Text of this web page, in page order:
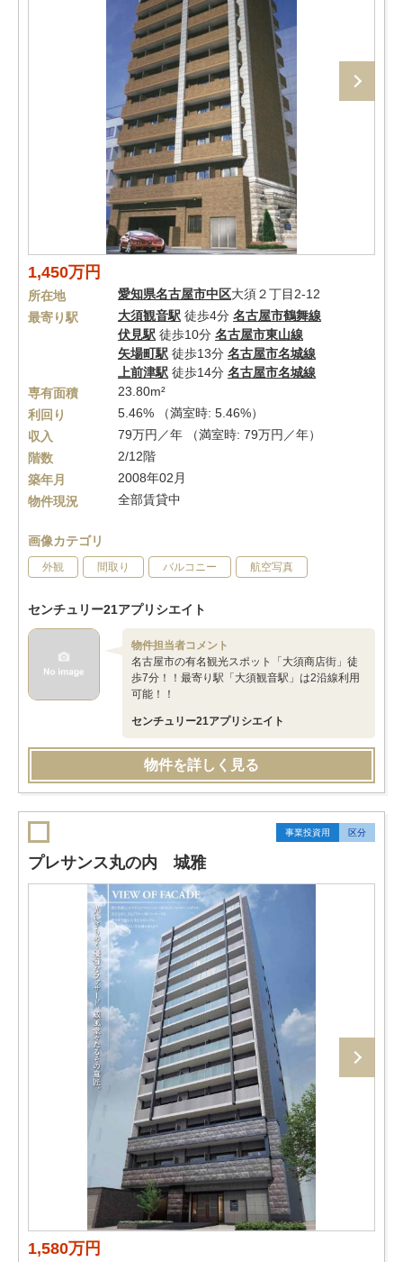
1,450万円
所在地 愛知県名古屋市中区大須２丁目2-12
最寄り駅
大須観音駅 徒歩4分 名古屋市鶴舞線
伏見駅 徒歩10分 名古屋市東山線
矢場町駅 徒歩13分 名古屋市名城線
上前津駅 徒歩14分 名古屋市名城線
専有面積
23.80m²
利回り
5.46% （満室時: 5.46%）
収入
79万円／年 （満室時: 79万円／年）
階数
2/12階
築年月
2008年02月
物件現況
全部賃貸中
画像カテゴリ
外観 間取り バルコニー 航空写真
センチュリー21アプリシエイト
物件担当者コメント
名古屋市の有名観光スポット「大須商店街」徒
歩7分！！最寄り駅「大須観音駅」は2沿線利用
可能！！
センチュリー21アプリシエイト
物件を詳しく見る
事業投資用 区分
プレサンス丸の内 城雅
1,580万円